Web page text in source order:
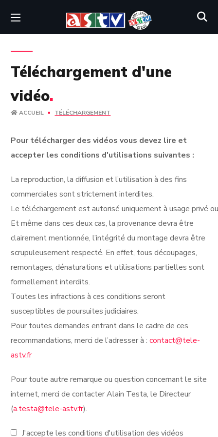
Téléchargement d'une
vidéo.
ACCUEIL TÉLÉCHARGEMENT
Pour télécharger des vidéos vous devez lire et
accepter les conditions d'utilisations suivantes :
La reproduction, la diffusion et l’utilisation à des fins
commerciales sont strictement interdites.
Le téléchargement est autorisé uniquement à usage privé
Et même dans ces deux cas, la provenance devra être
clairement mentionnée, l’intégrité du montage devra être
scrupuleusement respecté. En effet, tous découpages,
remontages, dénaturations et utilisations partielles sont
formellement interdits.
Toutes les infractions à ces conditions seront
susceptibles de poursuites judiciaires.
Pour toutes demandes entrant dans le cadre de ces
recommandations, merci de l’adresser à :contact@tele-
astv.fr
Pour toute autre remarque ou question concernant le site
internet, merci de contacter Alain Testa, le Directeur
(a.testa@tele-astv.fr).
J'accepte les conditions d'utilisation des vidéos